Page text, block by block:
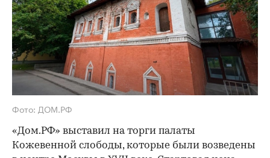
Фото: ДОМ.РФ
«Дом.РФ» выставил на торги палаты
Кожевенной слободы, которые были возведены